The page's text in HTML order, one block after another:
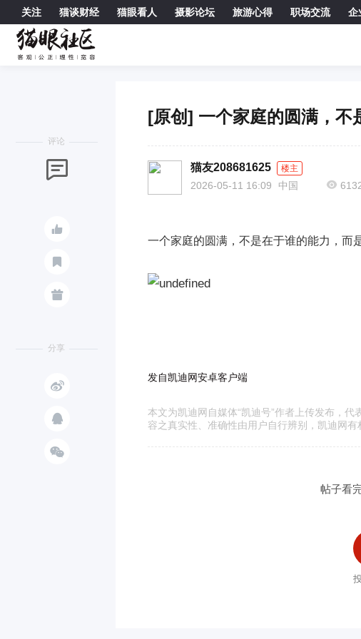
关注 猫谈财经 猫眼看人 摄影论坛 旅游心得 职场交流 企

评论



分享



[原创] 一个家庭的圆满，不
猫友208681625 楼主
2026-05-11 16:09 中国 
一个家庭的圆满，不是在于谁的能力，而
发自凯迪网安卓客户端
本文为凯迪网自媒体“凯迪号”作者上传发布，
容之真实性、准确性由用户自行辨别，凯迪网
帖子看